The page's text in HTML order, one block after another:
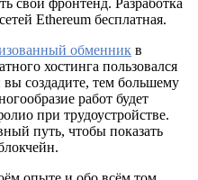
свой фронтенд. Разработка
Ethereum бесплатная.
обменник в
хостинга пользовался
создадите, тем большему
работ будет
при трудоустройстве.
путь, чтобы показать